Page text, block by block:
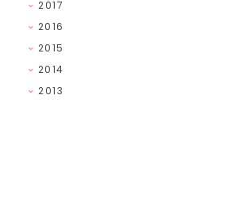
2017
2016
2015
2014
2013